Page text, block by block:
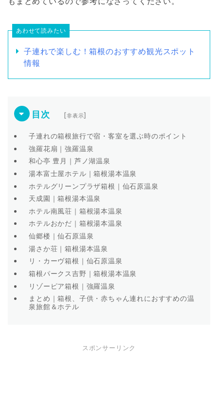
あわせて読みたい
子連れで楽しむ！箱根のおすすめ観光スポット
情報
目次 [非表示]
子連れの箱根旅行で宿・客室を選ぶ時のポイント
強羅花扇｜強羅温泉
和心亭 豊月｜芦ノ湖温泉
湯本富士屋ホテル｜箱根湯本温泉
ホテルグリーンプラザ箱根｜仙石原温泉
天成園｜箱根湯本温泉
ホテル南風荘｜箱根湯本温泉
ホテルおかだ｜箱根湯本温泉
仙郷楼｜仙石原温泉
湯さか荘｜箱根湯本温泉
リ・カーヴ箱根｜仙石原温泉
箱根パークス吉野｜箱根湯本温泉
リゾーピア箱根｜強羅温泉
まとめ｜箱根、子供・赤ちゃん連れにおすすめの温
泉旅館＆ホテル
スポンサーリンク